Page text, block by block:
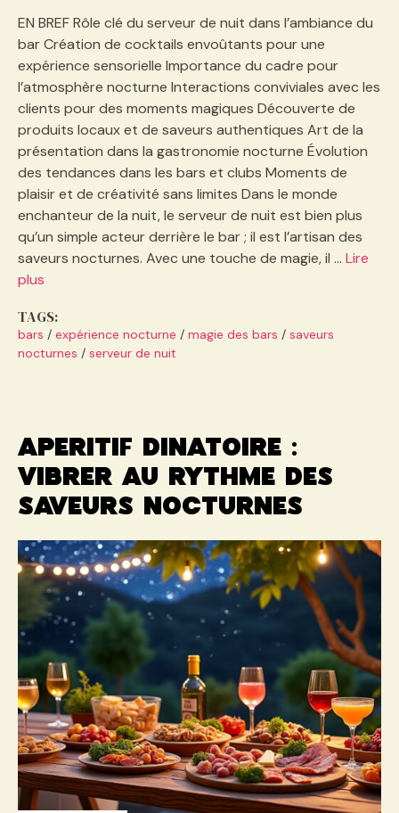
EN BREF Rôle clé du serveur de nuit dans l’ambiance du
bar Création de cocktails envoûtants pour une
expérience sensorielle Importance du cadre pour
l’atmosphère nocturne Interactions conviviales avec les
clients pour des moments magiques Découverte de
produits locaux et de saveurs authentiques Art de la
présentation dans la gastronomie nocturne Évolution
des tendances dans les bars et clubs Moments de
plaisir et de créativité sans limites Dans le monde
enchanteur de la nuit, le serveur de nuit est bien plus
qu’un simple acteur derrière le bar ; il est l’artisan des
saveurs nocturnes. Avec une touche de magie, il … Lire
plus
TAGS:
bars / expérience nocturne / magie des bars / saveurs
nocturnes / serveur de nuit
Aperitif dinatoire :
vibrer au rythme des
saveurs nocturnes